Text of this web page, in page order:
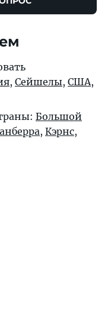
, Сейшелы, США,
Большой
, Кэрнс,